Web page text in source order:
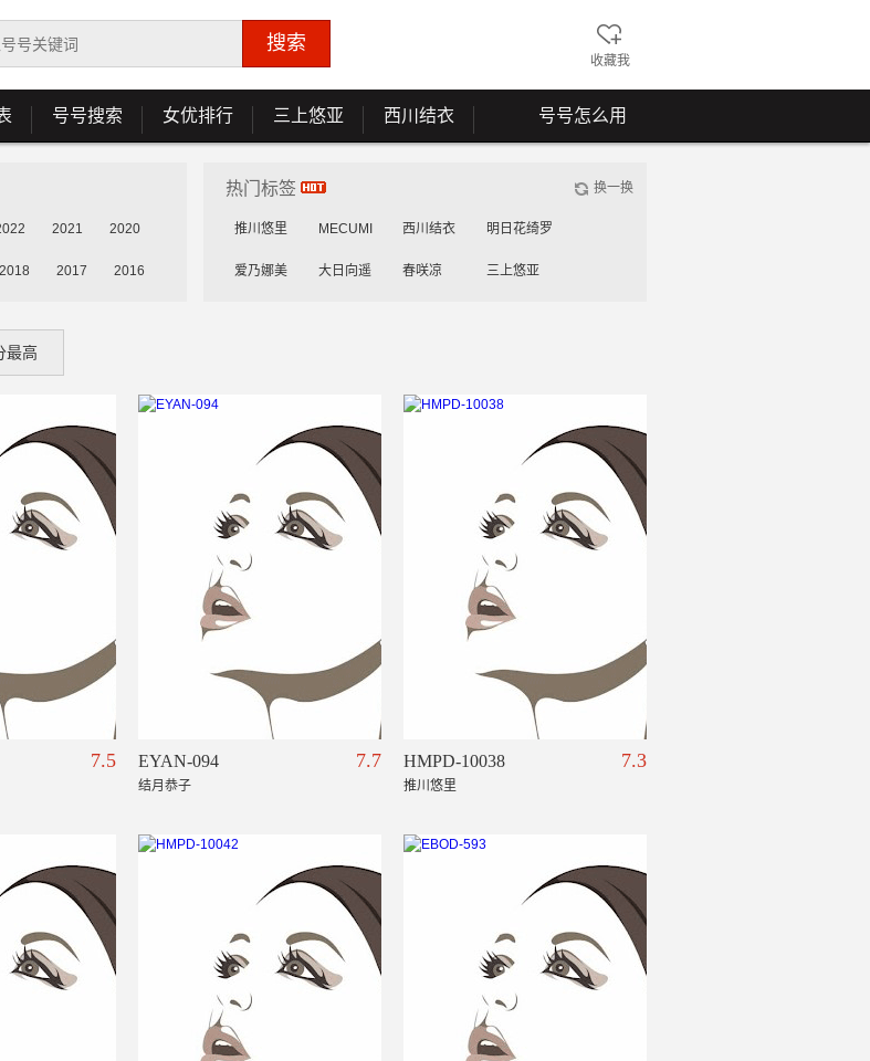
收藏我
号号搜索 女优排行 三上悠亚 西川结衣 号号怎么用
2021 2020
2018 2017 2016
热门标签 换一换
推川悠里 MECUMI 西川结衣 明日花绮罗
爱乃娜美 大日向遥 春咲凉 三上悠亚
最高
7.5 EYAN-094 7.7
结月恭子
HMPD-10038 7.3
推川悠里